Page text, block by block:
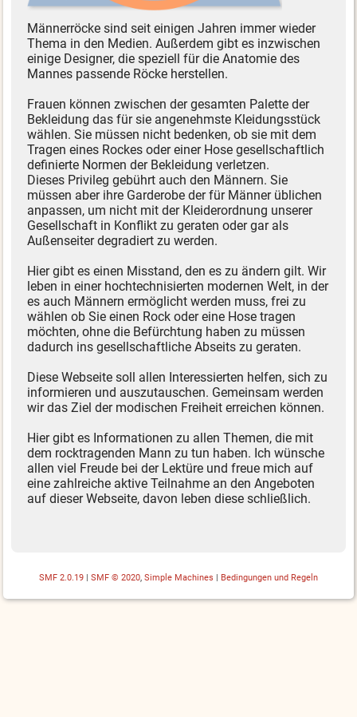
Männerröcke sind seit einigen Jahren immer wieder
Thema in den Medien. Außerdem gibt es inzwischen
einige Designer, die speziell für die Anatomie des
Mannes passende Röcke herstellen.
Frauen können zwischen der gesamten Palette der
Bekleidung das für sie angenehmste Kleidungsstück
wählen. Sie müssen nicht bedenken, ob sie mit dem
Tragen eines Rockes oder einer Hose gesellschaftlich
definierte Normen der Bekleidung verletzen.
Dieses Privileg gebührt auch den Männern. Sie
müssen aber ihre Garderobe der für Männer üblichen
anpassen, um nicht mit der Kleiderordnung unserer
Gesellschaft in Konflikt zu geraten oder gar als
Außenseiter degradiert zu werden.
Hier gibt es einen Misstand, den es zu ändern gilt. Wir
leben in einer hochtechnisierten modernen Welt, in der
es auch Männern ermöglicht werden muss, frei zu
wählen ob Sie einen Rock oder eine Hose tragen
möchten, ohne die Befürchtung haben zu müssen
dadurch ins gesellschaftliche Abseits zu geraten.
Diese Webseite soll allen Interessierten helfen, sich zu
informieren und auszutauschen. Gemeinsam werden
wir das Ziel der modischen Freiheit erreichen können.
Hier gibt es Informationen zu allen Themen, die mit
dem rocktragenden Mann zu tun haben. Ich wünsche
allen viel Freude bei der Lektüre und freue mich auf
eine zahlreiche aktive Teilnahme an den Angeboten
auf dieser Webseite, davon leben diese schließlich.
SMF 2.0.19 | SMF © 2020 Simple Machines | Bedingungen und Regeln